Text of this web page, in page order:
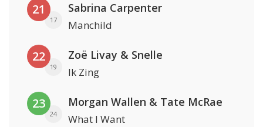
21
17
Sabrina Carpenter
Manchild
22
19
Zoë Livay & Snelle
Ik Zing
23
24
Morgan Wallen & Tate McRae
What I Want